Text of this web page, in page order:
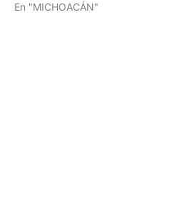
En "MICHOACÁN"